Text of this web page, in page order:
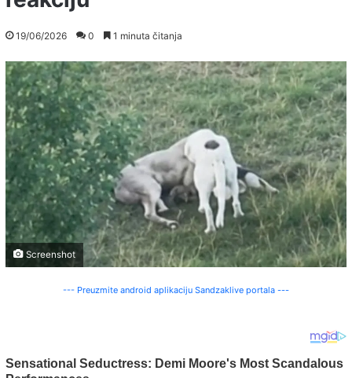
19/06/2026 0 1 minuta čitanja
Screenshot
--- Preuzmite android aplikaciju Sandzaklive portala ---